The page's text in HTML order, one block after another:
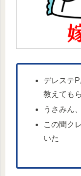
デレステ
教えても
うさみん
この間ク
いた